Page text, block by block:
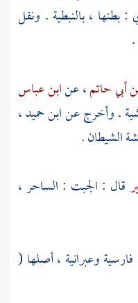
.
أبي حاتم، عنابن عباس
. وأخرج عنابن حميد،
الشيطان .
قال : الجبت : الساحر ،
وعبرانية ، أصلها (